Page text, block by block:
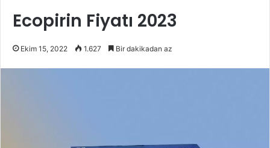
Ecopirin Fiyatı 2023
Ekim 15, 2022 1.627 Bir dakikadan az